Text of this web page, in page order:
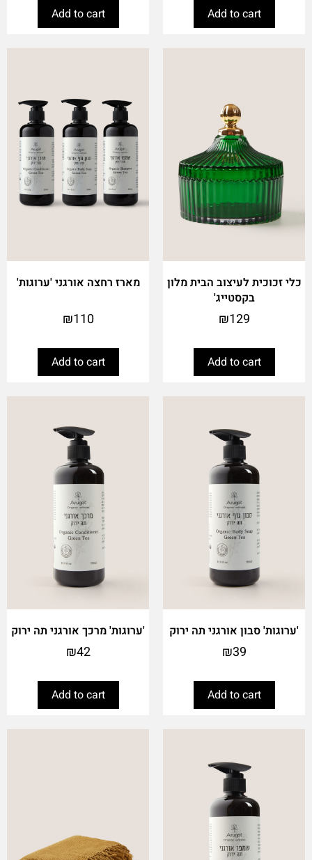
Add to cart
Add to cart
כלי זכוכית לעיצוב הבית מלון
בקסטייג'
₪129
Add to cart
מארז רחצה אורגני 'ערוגות'
₪110
Add to cart
'ערוגות' סבון אורגני תה ירוק
₪39
Add to cart
'ערוגות' מרכך אורגני תה ירוק
₪42
Add to cart